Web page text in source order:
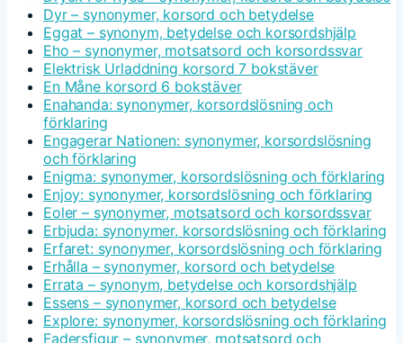
Dyr – synonymer, korsord och betydelse
Eggat – synonym, betydelse och korsordshjälp
Eho – synonymer, motsatsord och korsordssvar
Elektrisk Urladdning korsord 7 bokstäver
En Måne korsord 6 bokstäver
Enahanda: synonymer, korsordslösning och
förklaring
Engagerar Nationen: synonymer, korsordslösning
och förklaring
Enigma: synonymer, korsordslösning och förklaring
Enjoy: synonymer, korsordslösning och förklaring
Eoler – synonymer, motsatsord och korsordssvar
Erbjuda: synonymer, korsordslösning och förklaring
Erfaret: synonymer, korsordslösning och förklaring
Erhålla – synonymer, korsord och betydelse
Errata – synonym, betydelse och korsordshjälp
Essens – synonymer, korsord och betydelse
Explore: synonymer, korsordslösning och förklaring
Fadersfigur – synonymer, motsatsord och